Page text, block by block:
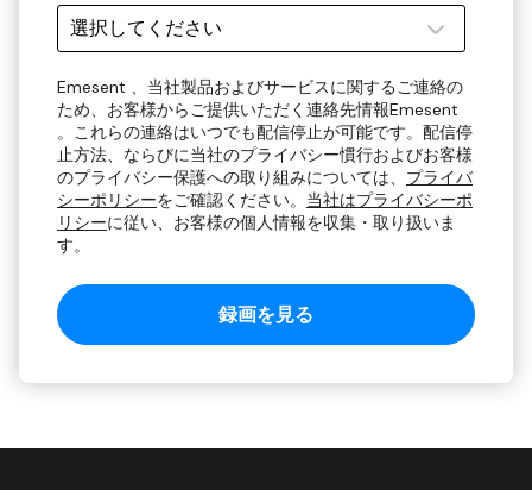
Emesent 、当社製品およびサービスに関するご連絡の
ため、お客様からご提供いただく連絡先情報Emesent
。これらの連絡はいつでも配信停止が可能です。配信停
止方法、ならびに当社のプライバシー慣行およびお客様
のプライバシー保護への取り組みについては、 プライバ
シーポリシーをご確認ください。 当社はプライバシーポ
リシーに従い、お客様の個人情報を収集・取り扱いま
す。